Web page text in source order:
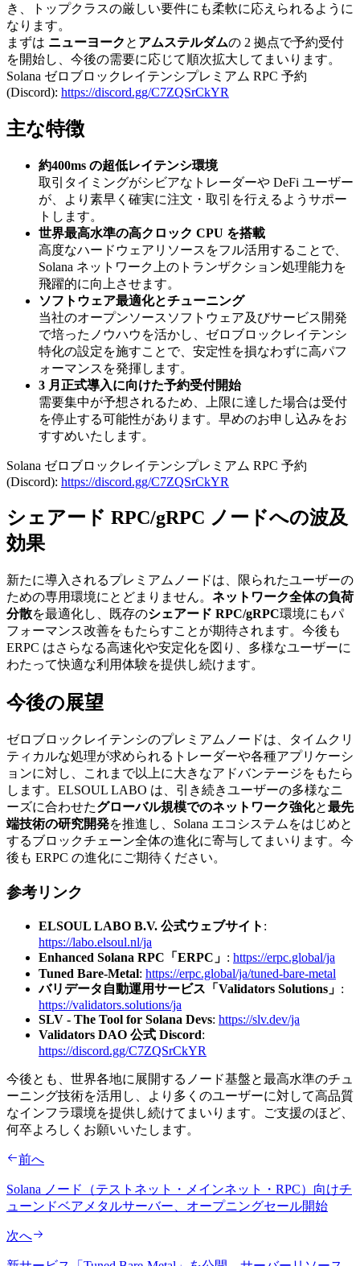
き、トップクラスの厳しい要件にも柔軟に応えられるように
なります。
まずは ニューヨーク と アムステルダムの 2 拠点で予約受付
を開始し、今後の需要に応じて順次拡大してまいります。
Solana ゼロブロックレイテンシプレミアム RPC 予約
(Discord): https://discord.gg/C7ZQSrCkYR
主な特徴
約400ms の超低レイテンシ環境
取引タイミングがシビアなトレーダーや DeFi ユーザー
が、より素早く確実に注文・取引を行えるようサポー
トします。
世界最高水準の高クロック CPU を搭載
高度なハードウェアリソースをフル活用することで、
Solana ネットワーク上のトランザクション処理能力を
飛躍的に向上させます。
ソフトウェア最適化とチューニング
当社のオープンソースソフトウェア及びサービス開発
で培ったノウハウを活かし、ゼロブロックレイテンシ
特化の設定を施すことで、安定性を損なわずに高パフ
ォーマンスを発揮します。
3 月正式導入に向けた予約受付開始
需要集中が予想されるため、上限に達した場合は受付
を停止する可能性があります。早めのお申し込みをお
すすめいたします。
Solana ゼロブロックレイテンシプレミアム RPC 予約
(Discord): https://discord.gg/C7ZQSrCkYR
シェアード RPC/gRPC ノードへの波及
効果
新たに導入されるプレミアムノードは、限られたユーザーの
ための専用環境にとどまりません。 ネットワーク全体の負荷
分散を最適化し、既存のシェアード RPC/gRPC環境にもパ
フォーマンス改善をもたらすことが期待されます。今後も
ERPC はさらなる高速化や安定化を図り、多様なユーザーに
わたって快適な利用体験を提供し続けます。
今後の展望
ゼロブロックレイテンシのプレミアムノードは、タイムクリ
ティカルな処理が求められるトレーダーや各種アプリケーシ
ョンに対し、これまで以上に大きなアドバンテージをもたら
します。ELSOUL LABO は、引き続きユーザーの多様なニ
ーズに合わせたグローバル規模でのネットワーク強化と最先
端技術の研究開発を推進し、Solana エコシステムをはじめと
するブロックチェーン全体の進化に寄与してまいります。今
後も ERPC の進化にご期待ください。
参考リンク
ELSOUL LABO B.V. 公式ウェブサイト :
https://labo.elsoul.nl/ja
Enhanced Solana RPC「ERPC」 : https://erpc.global/ja
Tuned Bare-Metal: https://erpc.global/ja/tuned-bare-metal
バリデータ自動運用サービス「Validators Solutions」 :
https://validators.solutions/ja
SLV - The Tool for Solana Devs: https://slv.dev/ja
Validators DAO 公式 Discord:
https://discord.gg/C7ZQSrCkYR
今後とも、世界各地に展開するノード基盤と最高水準のチュ
ーニング技術を活用し、より多くのユーザーに対して高品質
なインフラ環境を提供し続けてまいります。ご支援のほど、
何卒よろしくお願いいたします。
前へ
Solana ノード（テストネット・メインネット・RPC）向けチ
ューンドベアメタルサーバー、オープニングセール開始
次へ